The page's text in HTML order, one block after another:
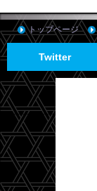
トップページ
Twitter